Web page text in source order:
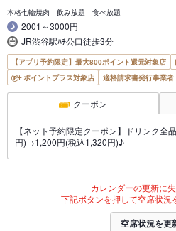
本格七輪焼肉 飲み放題 食べ放題
2001～3000円
JR渋谷駅ﾊﾁ公口徒歩3分
【アプリ予約限定】最大800ポイント還元対象店
ポイントプラス対象店
適格請求書発行事業者
クーポン
【ネット予約限定クーポン】ドリンク全
円)→1,200円(税込1,320円)♪
カレンダーの更新に失
下記ボタンを押して空席状況
空席状況を更